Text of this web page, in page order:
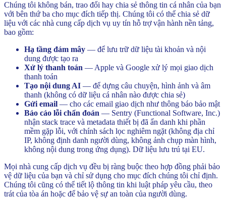
Chúng tôi không bán, trao đổi hay chia sẻ thông tin cá nhân của bạn
với bên thứ ba cho mục đích tiếp thị. Chúng tôi có thể chia sẻ dữ
liệu với các nhà cung cấp dịch vụ uy tín hỗ trợ vận hành nền tảng,
bao gồm:
Hạ tầng đám mây — để lưu trữ dữ liệu tài khoản và nội
dung được tạo ra
Xử lý thanh toán — Apple và Google xử lý mọi giao dịch
thanh toán
Tạo nội dung AI — để dựng câu chuyện, hình ảnh và âm
thanh (không có dữ liệu cá nhân nào được chia sẻ)
Gửi email — cho các email giao dịch như thông báo bảo mật
Báo cáo lỗi chẩn đoán — Sentry (Functional Software, Inc.)
nhận stack trace và metadata thiết bị đã ẩn danh khi phần
mềm gặp lỗi, với chính sách lọc nghiêm ngặt (không địa chỉ
IP, không định danh người dùng, không ảnh chụp màn hình,
không nội dung trong ứng dụng). Dữ liệu lưu trú tại EU.
Mọi nhà cung cấp dịch vụ đều bị ràng buộc theo hợp đồng phải bảo
vệ dữ liệu của bạn và chỉ sử dụng cho mục đích chúng tôi chỉ định.
Chúng tôi cũng có thể tiết lộ thông tin khi luật pháp yêu cầu, theo
trát của tòa án hoặc để bảo vệ sự an toàn của người dùng.